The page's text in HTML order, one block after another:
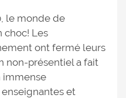
le monde de
choc! Les
ont fermé leurs
non-présentiel a fait
immense
et